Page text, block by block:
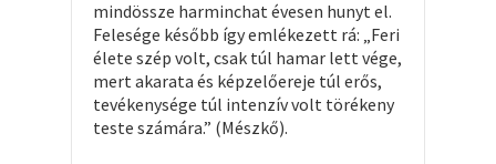
mindössze harminchat évesen hunyt el.
Felesége később így emlékezett rá: „Feri
élete szép volt, csak túl hamar lett vége,
mert akarata és képzelőereje túl erős,
tevékenysége túl intenzív volt törékeny
teste számára.” (Mészkő).